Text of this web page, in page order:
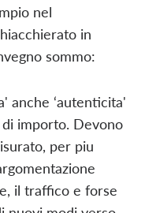
nel
in
sommo:
anche ‘autenticita'
importo. Devono
per piu
il traffico e forse